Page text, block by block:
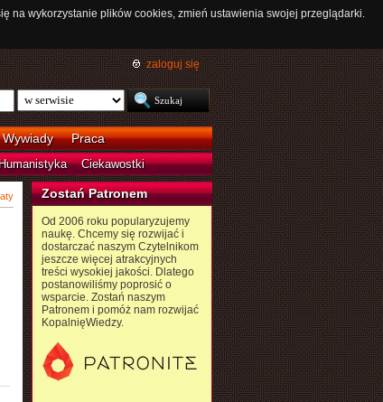
na wykorzystanie plików cookies, zmień ustawienia swojej przeglądarki.
zaloguj się
Wywiady Praca
Ciekawostki
Zostań Patronem
Od 2006 roku popularyzujemy
naukę. Chcemy się rozwijać i
dostarczać naszym Czytelnikom
jeszcze więcej atrakcyjnych
treści wysokiej jakości. Dlatego
postanowiliśmy poprosić o
wsparcie. Zostań naszym
Patronem i pomóż nam rozwijać
KopalnięWiedzy.